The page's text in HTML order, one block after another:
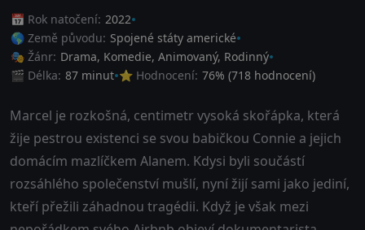
📅 Rok natočení: 2022
🌎 Země původu: Spojené státy americké
🎭 Žánr: Drama, Komedie, Animovaný, Rodinný
🎬 Délka: 87 minut ⭐ Hodnocení: 76% (718 hodnocení)
Marcel je rozkošná, centimetr vysoká skořápka, která
žije pestrou existenci se svou babičkou Connie a jejich
domácím mazlíčkem Alanem. Kdysi byli součástí
rozsáhlého společenství mušlí, nyní žijí sami jako jediní,
kteří přežili záhadnou tragédii. Když je však mezi